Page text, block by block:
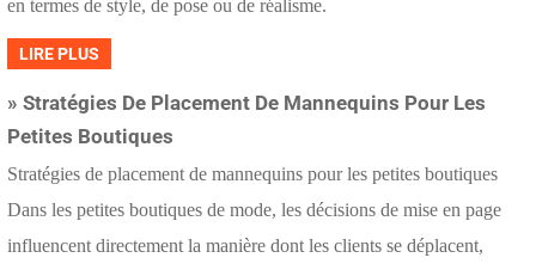
en termes de style, de pose ou de réalisme.
LIRE PLUS
» Stratégies De Placement De Mannequins Pour Les
Petites Boutiques
Stratégies de placement de mannequins pour les petites boutiques
Dans les petites boutiques de mode, les décisions de mise en page
influencent directement la manière dont les clients se déplacent,